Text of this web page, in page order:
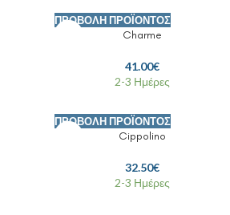
ΠΡΟΒΟΛΉ ΠΡΟΪΌΝΤΟΣ
Charme
41.00€
2-3 Ημέρες
ΠΡΟΒΟΛΉ ΠΡΟΪΌΝΤΟΣ
Cippolino
32.50€
2-3 Ημέρες